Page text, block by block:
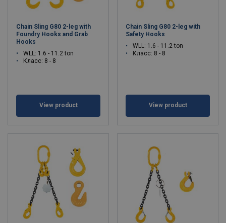
Chain Sling G80 2-leg with
Foundry Hooks and Grab
Hooks
WLL: 1.6 - 11.2 ton
Класс: 8 - 8
View product
Chain Sling G80 2-leg with
Safety Hooks
WLL: 1.6 - 11.2 ton
Класс: 8 - 8
View product